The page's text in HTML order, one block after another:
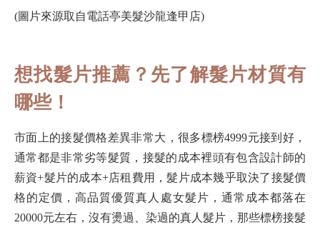
(圖片來源取自電話亭美髮沙龍逢甲店)
想找髮片推薦？先了解髮片材質有
哪些！
市面上的接髮價格差異非常大，很多標榜4999元接到好，
通常都是非常劣等髮質，接髮的成本裡頭有包含設計師的
薪資+髮片的成本+店租費用，髮片成本幾乎取決了接髮價
格的定價，高品質優質真人處女髮片，通常成本都落在
20000元左右，沒有燙過、染過的真人髮片，那些標榜接髮